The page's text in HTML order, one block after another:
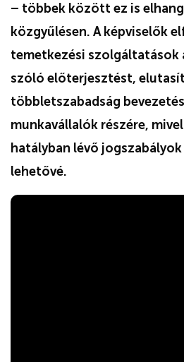
– többek között ez is
közgyűlésen. A képviselők
temetkezési szolgáltatások
szóló előterjesztést,
többletszabadság
munkavállalók részére,
hatályban lévő
lehetővé.